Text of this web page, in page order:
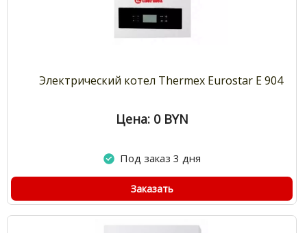
Электрический котел Thermex Eurostar E 904
Цена: 0 BYN
Под заказ 3 дня
Заказать